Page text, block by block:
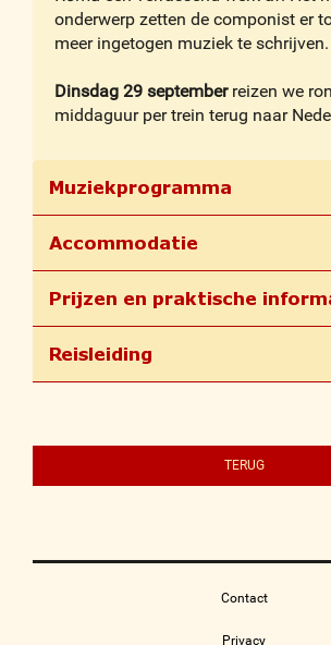
onderwerp zetten de componist er
meer ingetogen muziek te schrijven.
Dinsdag 29 september reizen we
middaguur per trein terug naar
Muziekprogramma
Accommodatie
Prijzen en praktische
Reisleiding
TERUG
Contact
Privacy